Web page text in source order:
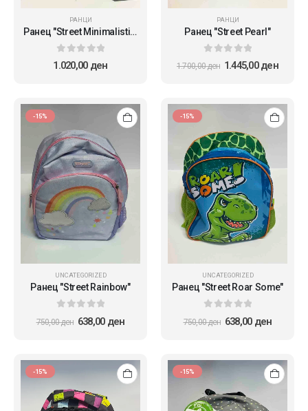
РАНЦИ
Ранец "Street Minimalistic"
0out of 5
1.020,00 ден
РАНЦИ
Ранец "Street Pearl"
out of 5
1.700,00ден 1.445,00ден
-15%
UNCATEGORIZED
Ранец "Street Rainbow"
out of 5
750,00ден 638,00 ден
-15%
UNCATEGORIZED
Ранец "Street Roar Some"
out of 5
750,00ден 638,00 ден
-15% -15%